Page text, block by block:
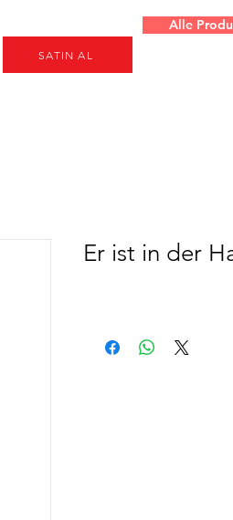
Projeler Genel
SATIN AL
Alle
Er ist in der